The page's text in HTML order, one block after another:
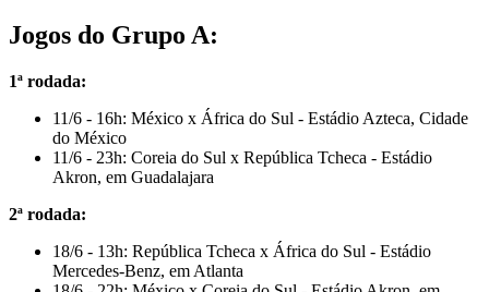
Jogos do Grupo A:
1ª rodada:
11/6 - 16h: México x África do Sul - Estádio Azteca, Cidade
do México
11/6 - 23h: Coreia do Sul x República Tcheca - Estádio
Akron, em Guadalajara
2ª rodada:
18/6 - 13h: República Tcheca x África do Sul - Estádio
Mercedes-Benz, em Atlanta